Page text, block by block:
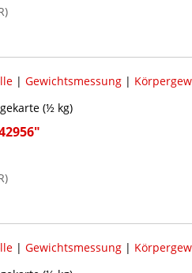
| Gewichtsmessung|
(½ kg)
| Gewichtsmessung|